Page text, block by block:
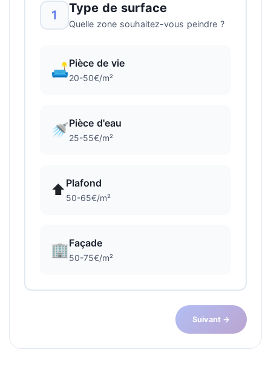
1 Type de surface
Quelle zone souhaitez-vous peindre ?
🛋️Pièce de vie
20-50€/m²
🚿Pièce d'eau
25-55€/m²
⬆️ Plafond
50-65€/m²
🏢Façade
50-75€/m²
Suivant →